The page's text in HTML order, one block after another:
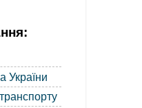
України